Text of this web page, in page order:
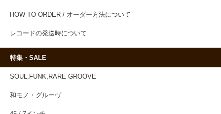
HOW TO ORDER / オーダー方法について
レコードの発送時について
特集・SALE
SOUL,FUNK,RARE GROOVE
和モノ・グルーヴ